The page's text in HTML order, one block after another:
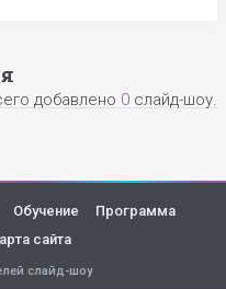
добавлено 0 слайд-шоу.
Обучение
Программа
сайта
слайд-шоу